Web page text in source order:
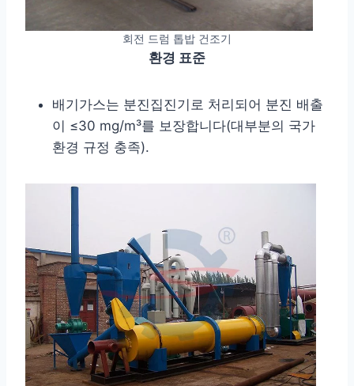
회전 드럼 톱밥 건조기
환경 표준
배기가스는 분진집진기로 처리되어 분진 배출
이 ≤30 mg/m³를 보장합니다(대부분의 국가
환경 규정 충족).